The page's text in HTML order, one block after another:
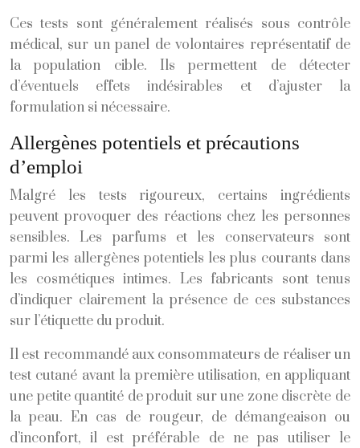
Ces tests sont généralement réalisés sous contrôle
médical, sur un panel de volontaires représentatif de
la population cible. Ils permettent de détecter
d’éventuels effets indésirables et d’ajuster la
formulation si nécessaire.
Allergènes potentiels et précautions
d’emploi
Malgré les tests rigoureux, certains ingrédients
peuvent provoquer des réactions chez les personnes
sensibles. Les parfums et les conservateurs sont
parmi les allergènes potentiels les plus courants dans
les cosmétiques intimes. Les fabricants sont tenus
d’indiquer clairement la présence de ces substances
sur l’étiquette du produit.
Il est recommandé aux consommateurs de réaliser un
test cutané avant la première utilisation, en appliquant
une petite quantité de produit sur une zone discrète de
la peau. En cas de rougeur, de démangeaison ou
d’inconfort, il est préférable de ne pas utiliser le